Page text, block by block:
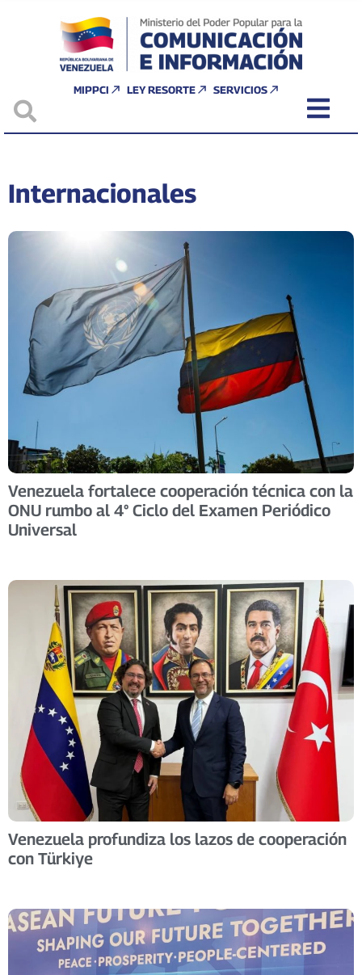
MIPPCI LEY RESORTE SERVICIOS
Internacionales
Venezuela fortalece cooperación técnica con la
ONU rumbo al 4° Ciclo del Examen Periódico
Universal
Venezuela profundiza los lazos de cooperación
con Türkiye